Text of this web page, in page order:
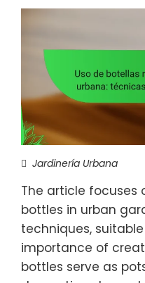
Jardinería Urbana
The article focuses
bottles in urban
techniques,
importance of
bottles serve as